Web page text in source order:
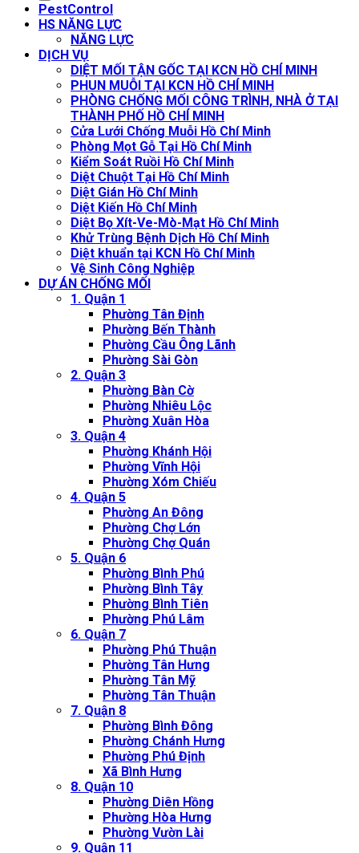
PestControl
HS NĂNG LỰC
NĂNG LỰC
DỊCH VỤ
DIỆT MỐI TẬN GỐC TẠI KCN HỒ CHÍ MINH
PHUN MUỖI TẠI KCN HỒ CHÍ MINH
PHÒNG CHỐNG MỐI CÔNG TRÌNH, NHÀ Ở TẠI
THÀNH PHỐ HỒ CHÍ MINH
Cửa Lưới Chống Muỗi Hồ Chí Minh
Phòng Mọt Gỗ Tại Hồ Chí Minh
Kiểm Soát Ruồi Hồ Chí Minh
Diệt Chuột Tại Hồ Chí Minh
Diệt Gián Hồ Chí Minh
Diệt Kiến Hồ Chí Minh
Diệt Bọ Xít-Ve-Mò-Mạt Hồ Chí Minh
Khử Trùng Bệnh Dịch Hồ Chí Minh
Diệt khuẩn tại KCN Hồ Chí Minh
Vệ Sinh Công Nghiệp
DỰ ÁN CHỐNG MỐI
1. Quận 1
Phường Tân Định
Phường Bến Thành
Phường Cầu Ông Lãnh
Phường Sài Gòn
2. Quận 3
Phường Bàn Cờ
Phường Nhiêu Lộc
Phường Xuân Hòa
3. Quận 4
Phường Khánh Hội
Phường Vĩnh Hội
Phường Xóm Chiếu
4. Quận 5
Phường An Đông
Phường Chợ Lớn
Phường Chợ Quán
5. Quận 6
Phường Bình Phú
Phường Bình Tây
Phường Bình Tiên
Phường Phú Lâm
6. Quận 7
Phường Phú Thuận
Phường Tân Hưng
Phường Tân Mỹ
Phường Tân Thuận
7. Quận 8
Phường Bình Đông
Phường Chánh Hưng
Phường Phú Định
Xã Bình Hưng
8. Quận 10
Phường Diên Hồng
Phường Hòa Hưng
Phường Vườn Lài
9. Quận 11